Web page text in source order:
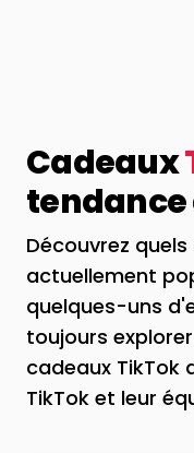
Cadeaux
Découvrez
actuellement
quelques-uns
toujours
cadeaux TikTok
TikTok et leur